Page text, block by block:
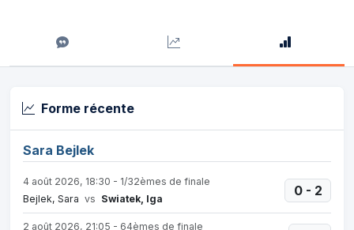
Forme récente
Sara Bejlek
4 août 2026, 18:30 - 1/32èmes de finale
Bejlek, Sara vs Swiatek, Iga
0 - 2
2 août 2026, 21:05 - 64èmes de finale